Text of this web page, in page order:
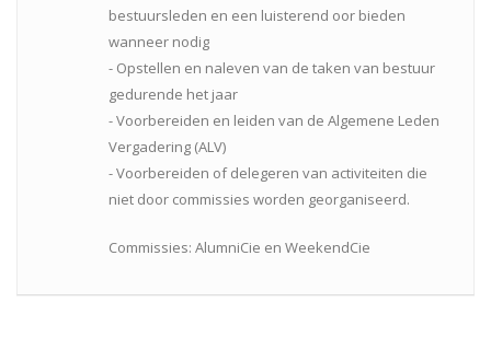
bestuursleden en een luisterend oor bieden
wanneer nodig
- Opstellen en naleven van de taken van bestuur
gedurende het jaar
- Voorbereiden en leiden van de Algemene Leden
Vergadering (ALV)
- Voorbereiden of delegeren van activiteiten die
niet door commissies worden georganiseerd.
Commissies: AlumniCie en WeekendCie